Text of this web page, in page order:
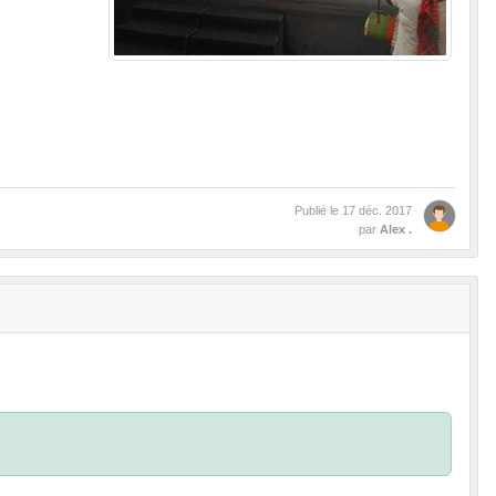
Publié le 17 déc. 2017
par Alex .